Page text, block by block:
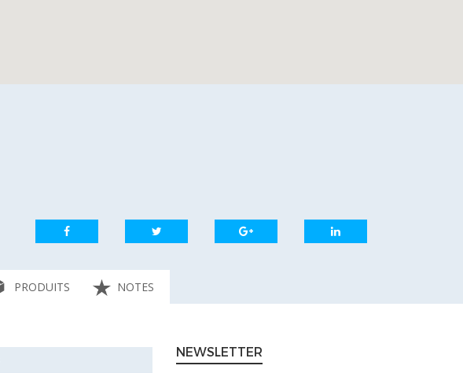
PRODUITS NOTES
NEWSLETTER